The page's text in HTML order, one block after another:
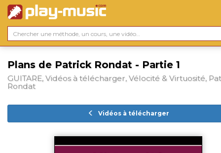
Plans de Patrick Rondat - Partie 1
GUITARE, Vidéos à télécharger, Vélocité & Virtuosité,
Rondat
Vidéos à télécharger